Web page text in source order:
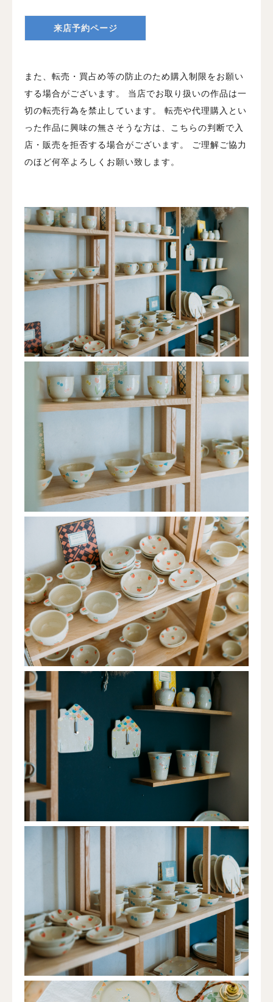
来店予約ページ
また、転売・買占め等の防止のため購入制限をお願い
する場合がございます。
当店でお取り扱いの作品は一
切の転売行為を禁止しています。
転売や代理購入とい
った作品に興味の無さそうな方は、こちらの判断で入
店・販売を拒否する場合がございます。
ご理解ご協力
のほど何卒よろしくお願い致します。